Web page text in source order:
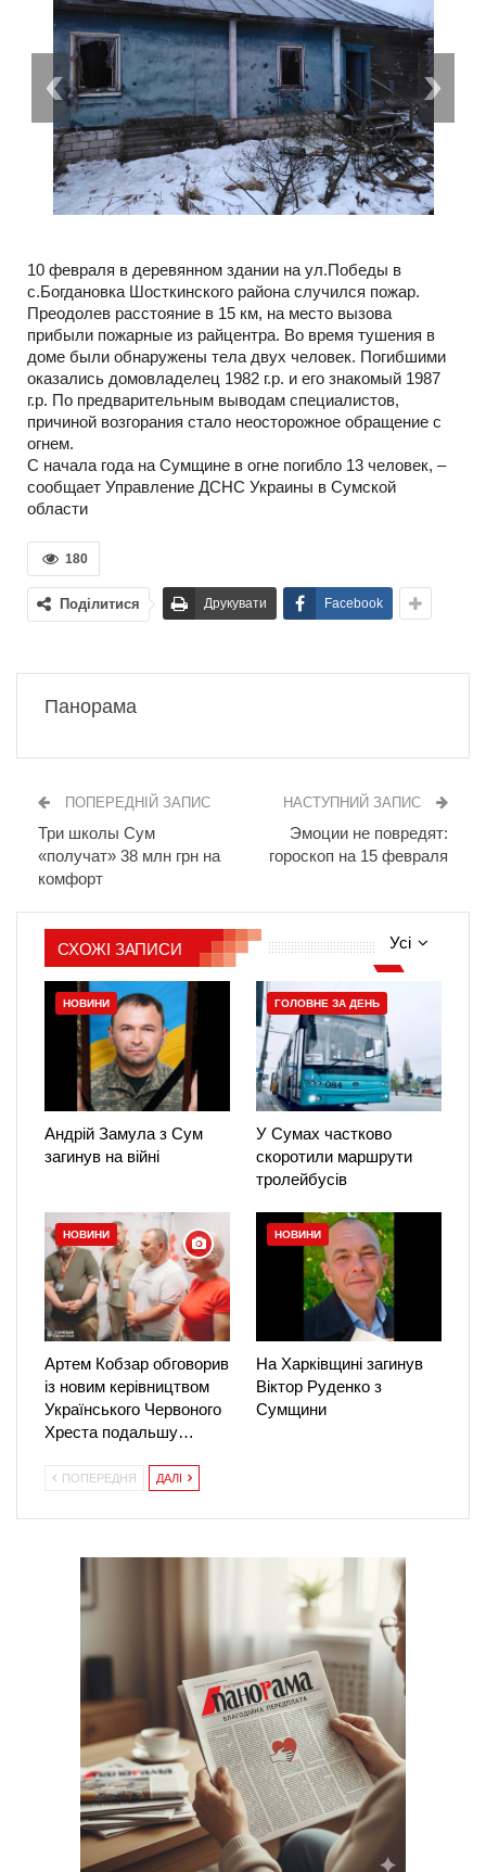
10 февраля в деревянном здании на ул.Победы в
с.Богдановка Шосткинского района случился пожар.
Преодолев расстояние в 15 км, на место вызова
прибыли пожарные из райцентра. Во время тушения в
доме были обнаружены тела двух человек. Погибшими
оказались домовладелец 1982 г.р. и его знакомый 1987
г.р. По предварительным выводам специалистов,
причиной возгорания стало неосторожное обращение с
огнем.
С начала года на Сумщине в огне погибло 13 человек, –
сообщает Управление ДСНС Украины в Сумской
области
180
Поділитися Друкувати Facebook
Панорама
ПОПЕРЕДНІЙ ЗАПИС
Три школы Сум
«получат» 38 млн грн на
комфорт
НАСТУПНИЙ ЗАПИС
Эмоции не повредят:
гороскоп на 15 февраля
Усі
СХОЖІ ЗАПИСИ
НОВИНИ
Андрій Замула з Сум
загинув на війні
ГОЛОВНЕ ЗА ДЕНЬ
У Сумах частково
скоротили маршрути
тролейбусів
НОВИНИ
Артем Кобзар обговорив
із новим керівництвом
Українського Червоного
Хреста подальшу…
НОВИНИ
На Харківщині загинув
Віктор Руденко з
Сумщини
ПОПЕРЕДНЯ ДАЛІ